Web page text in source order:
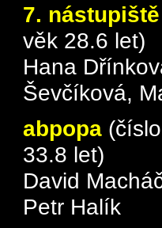
7.
věk 28.6 let)
Hana
Ševčíková,
abpopa
33.8 let)
David
Petr Halík